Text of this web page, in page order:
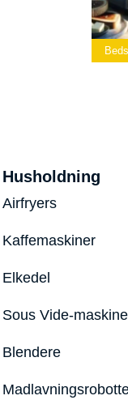
Husholdning
Airfryers
Kaffemaskiner
Elkedel
Sous Vide-maskine
Blendere